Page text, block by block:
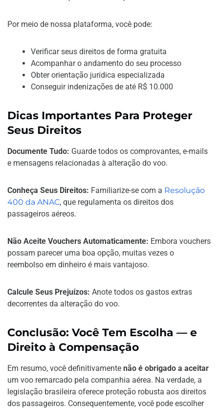
Por meio de nossa plataforma, você pode:
Verificar seus direitos de forma gratuita
Acompanhar o andamento do seu processo
Obter orientação jurídica especializada
Conseguir indenizações de até R$ 10.000
Dicas Importantes Para Proteger
Seus Direitos
Documente Tudo: Guarde todos os comprovantes, e-mails
e mensagens relacionadas à alteração do voo.
Conheça Seus Direitos: Familiarize-se com a Resolução
400 da ANAC, que regulamenta os direitos dos
passageiros aéreos.
Não Aceite Vouchers Automaticamente: Embora vouchers
possam parecer uma boa opção, muitas vezes o
reembolso em dinheiro é mais vantajoso.
Calcule Seus Prejuízos: Anote todos os gastos extras
decorrentes da alteração do voo.
Conclusão: Você Tem Escolha — e
Direito à Compensação
Em resumo, você definitivamente não é obrigado a aceitar
um voo remarcado pela companhia aérea. Na verdade, a
legislação brasileira oferece proteção robusta aos direitos
dos passageiros. Consequentemente, você pode escolher